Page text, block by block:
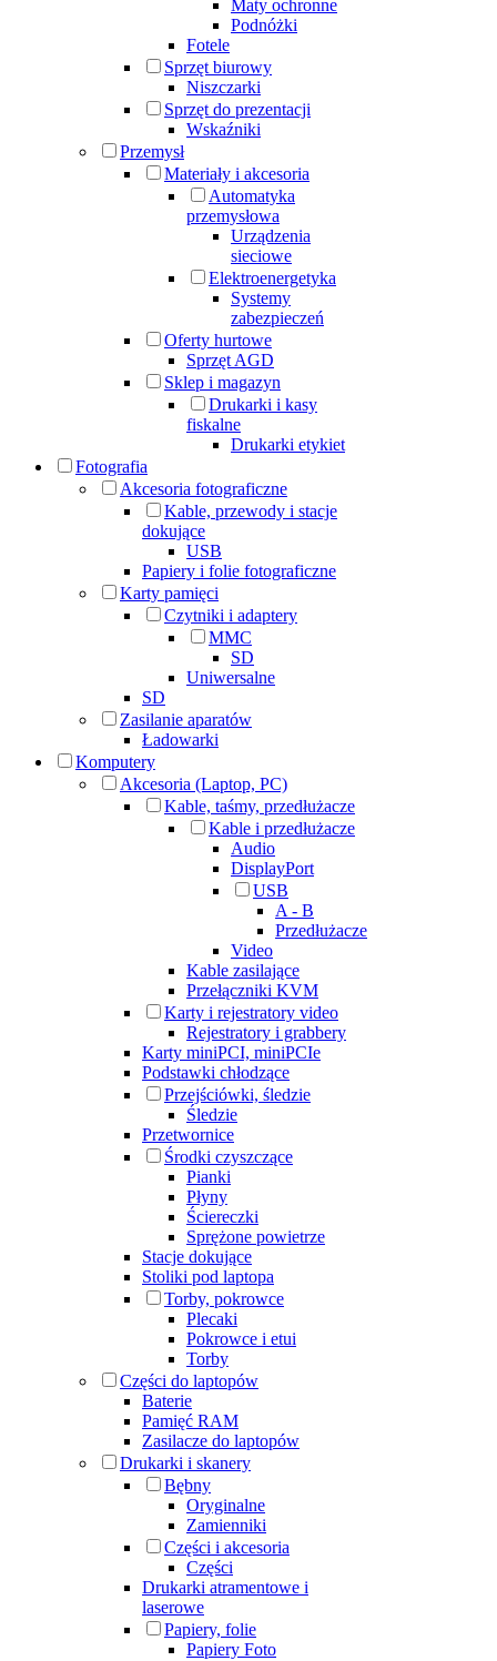
Maty ochronne
Podnóżki
Fotele
Sprzęt biurowy
Niszczarki
Sprzęt do prezentacji
Wskaźniki
Przemysł
Materiały i akcesoria
Automatyka
przemysłowa
Urządzenia
sieciowe
Elektroenergetyka
Systemy
zabezpieczeń
Oferty hurtowe
Sprzęt AGD
Sklep i magazyn
Drukarki i kasy
fiskalne
Drukarki etykiet
Fotografia
Akcesoria fotograficzne
Kable, przewody i stacje
dokujące
USB
Papiery i folie fotograficzne
Karty pamięci
Czytniki i adaptery
MMC
SD
Uniwersalne
SD
Zasilanie aparatów
Ładowarki
Komputery
Akcesoria (Laptop, PC)
Kable, taśmy, przedłużacze
Kable i przedłużacze
Audio
DisplayPort
USB
A - B
Przedłużacze
Video
Kable zasilające
Przełączniki KVM
Karty i rejestratory video
Rejestratory i grabbery
Karty miniPCI, miniPCIe
Podstawki chłodzące
Przejściówki, śledzie
Śledzie
Przetwornice
Środki czyszczące
Pianki
Płyny
Ściereczki
Sprężone powietrze
Stacje dokujące
Stoliki pod laptopa
Torby, pokrowce
Plecaki
Pokrowce i etui
Torby
Części do laptopów
Baterie
Pamięć RAM
Zasilacze do laptopów
Drukarki i skanery
Bębny
Oryginalne
Zamienniki
Części i akcesoria
Części
Drukarki atramentowe i
laserowe
Papiery, folie
Papiery Foto